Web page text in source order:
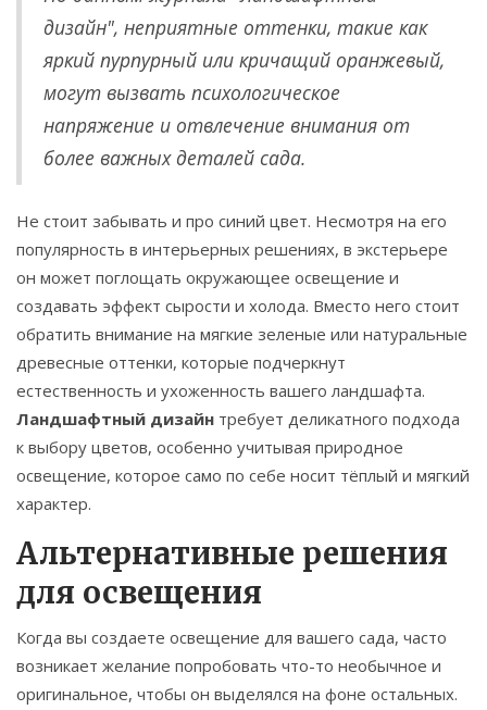
дизайн", неприятные оттенки, такие как
яркий пурпурный или кричащий оранжевый,
могут вызвать психологическое
напряжение и отвлечение внимания от
более важных деталей сада.
Не стоит забывать и про синий цвет. Несмотря на его
популярность в интерьерных решениях, в экстерьере
он может поглощать окружающее освещение и
создавать эффект сырости и холода. Вместо него стоит
обратить внимание на мягкие зеленые или натуральные
древесные оттенки, которые подчеркнут
естественность и ухоженность вашего ландшафта.
Ландшафтный дизайн требует деликатного подхода
к выбору цветов, особенно учитывая природное
освещение, которое само по себе носит тёплый и мягкий
характер.
Альтернативные решения
для освещения
Когда вы создаете освещение для вашего сада, часто
возникает желание попробовать что-то необычное и
оригинальное, чтобы он выделялся на фоне остальных.